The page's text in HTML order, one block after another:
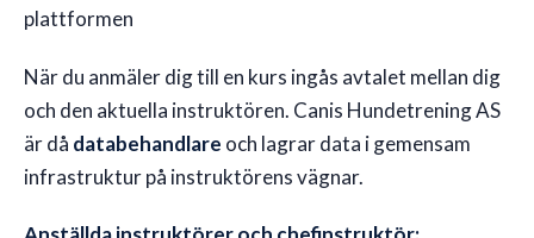
plattformen
När du anmäler dig till en kurs ingås avtalet mellan dig
och den aktuella instruktören. Canis Hundetrening AS
är då databehandlare och lagrar data i gemensam
infrastruktur på instruktörens vägnar.